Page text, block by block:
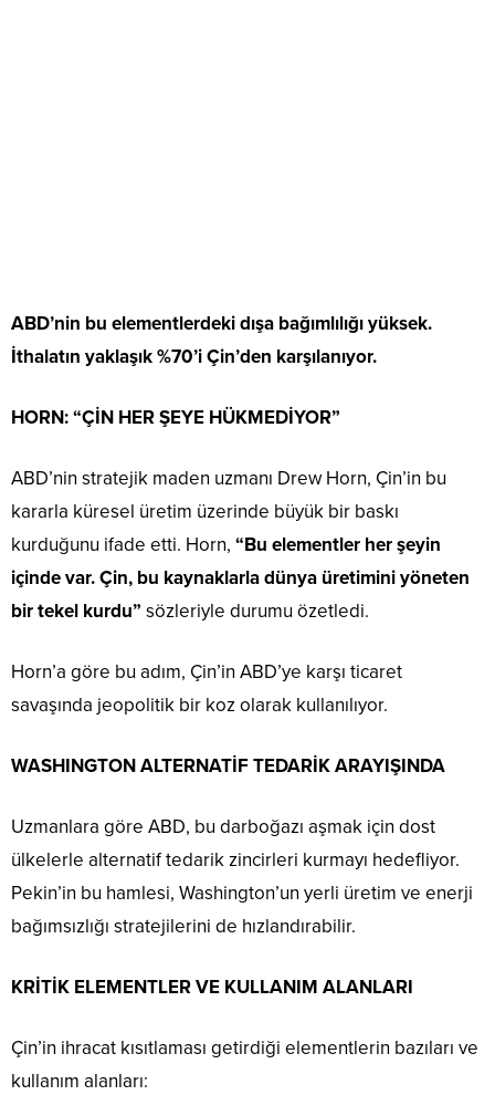
ABD’nin bu elementlerdeki dışa bağımlılığı yüksek.
İthalatın yaklaşık %70’i Çin’den karşılanıyor.
HORN: “ÇİN HER ŞEYE HÜKMEDİYOR”
ABD’nin stratejik maden uzmanı Drew Horn, Çin’in bu
kararla küresel üretim üzerinde büyük bir baskı
kurduğunu ifade etti. Horn, “Bu elementler her şeyin
içinde var. Çin, bu kaynaklarla dünya üretimini yöneten
bir tekel kurdu” sözleriyle durumu özetledi.
Horn’a göre bu adım, Çin’in ABD’ye karşı ticaret
savaşında jeopolitik bir koz olarak kullanılıyor.
WASHINGTON ALTERNATİF TEDARİK ARAYIŞINDA
Uzmanlara göre ABD, bu darboğazı aşmak için dost
ülkelerle alternatif tedarik zincirleri kurmayı hedefliyor.
Pekin’in bu hamlesi, Washington’un yerli üretim ve enerji
bağımsızlığı stratejilerini de hızlandırabilir.
KRİTİK ELEMENTLER VE KULLANIM ALANLARI
Çin’in ihracat kısıtlaması getirdiği elementlerin bazıları ve
kullanım alanları: